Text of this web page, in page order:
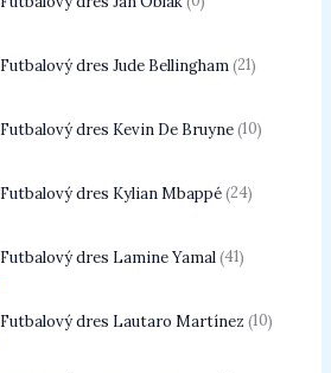
Futbalový dres Jude Bellingham 21
Futbalový dres Kevin De Bruyne 10
Futbalový dres Kylian Mbappé 24
Futbalový dres Lamine Yamal 41
Futbalový dres Lautaro Martínez 10